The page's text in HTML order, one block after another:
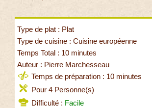
Type de plat : Plat
Type de cuisine : Cuisine européenne
Temps Total : 10 minutes
Auteur : Pierre Marchesseau
Temps de préparation : 10 minutes
Pour 4 Personne(s)
Difficulté : Facile